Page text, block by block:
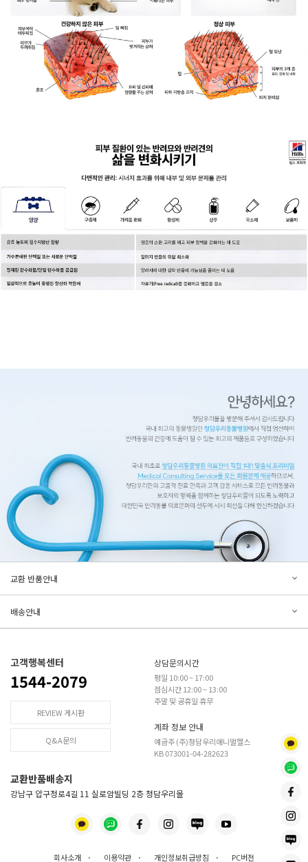
등록된 문의가 없습니다.
등록된 리뷰가 없습니다.
교환 반품안내
배송안내
고객행복센터
1544-2079
REVIEW 게시판
Q&A문의
상담문의시간
평일 10:00 ~ 17:00
점심시간 12:00 ~ 13:00
주말 및 공휴일 휴무
계좌 정보 안내
예금주 (주)청담우리애니멀헬스
KB 073001-04-282623
교환반품배송지
강남구 압구정로4길 11 실로암빌딩 2층 청담우리몰
회사소개 · 이용약관 · 개인정보취급방침 · PC버전